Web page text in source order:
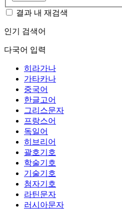
결과 내 재검색
인기 검색어
다국어 입력
히라가나
가타카나
중국어
한글고어
그리스문자
프랑스어
독일어
히브리어
괄호기호
학술기호
기술기호
첨자기호
라틴문자
러시아문자